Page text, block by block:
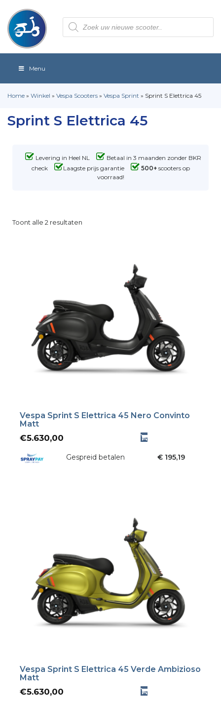
Producten
zoeken
Menu
Home » Winkel » Vespa Scooters » Vespa Sprint » Sprint S Elettrica 45
Sprint S Elettrica 45
Levering in Heel NL
Betaal in 3 maanden zonder BKR
check
Laagste prijs garantie 500+scooters op
voorraad!
Toont alle 2 resultaten
Vespa Sprint S Elettrica 45 Nero Convinto
Matt
€5.630,00
Gespreid betalen € 195,19
Vespa Sprint S Elettrica 45 Verde Ambizioso
Matt
€5.630,00